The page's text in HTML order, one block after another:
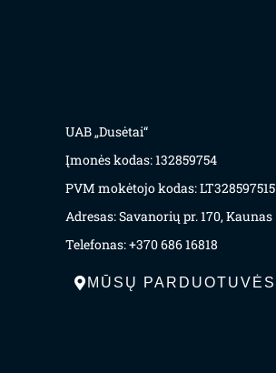
UAB „Dusėtai“
Įmonės kodas: 132859754
PVM mokėtojo kodas: LT328597515
Adresas: Savanorių pr. 170, Kaunas
Telefonas: +370 686 16818
MŪSŲ PARDUOTUVĖS